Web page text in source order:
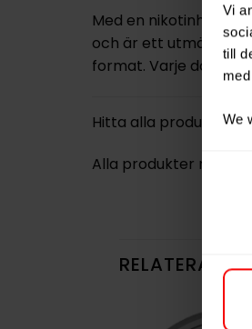
Vi
till
We
Med en nikotinhalt på
och är ett utmärkt
format. Varje dosa
Hitta alla produkter
Alla produkter med
RELATERADE